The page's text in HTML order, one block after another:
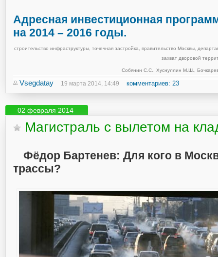
Адресная инвестиционная
на 2014 – 2016 годы.
строительство инфраструктуры, точечная застройка правительство Москвы,
захват дворовой
Собянин С.С. Хуснуллин М.Ш.
Vsegdatay 19 марта 2014, 14:49 комментариев: 23
02 февраля 2014
Магистраль с вылетом на
Фёдор Бартенев: Для кого в
трассы?